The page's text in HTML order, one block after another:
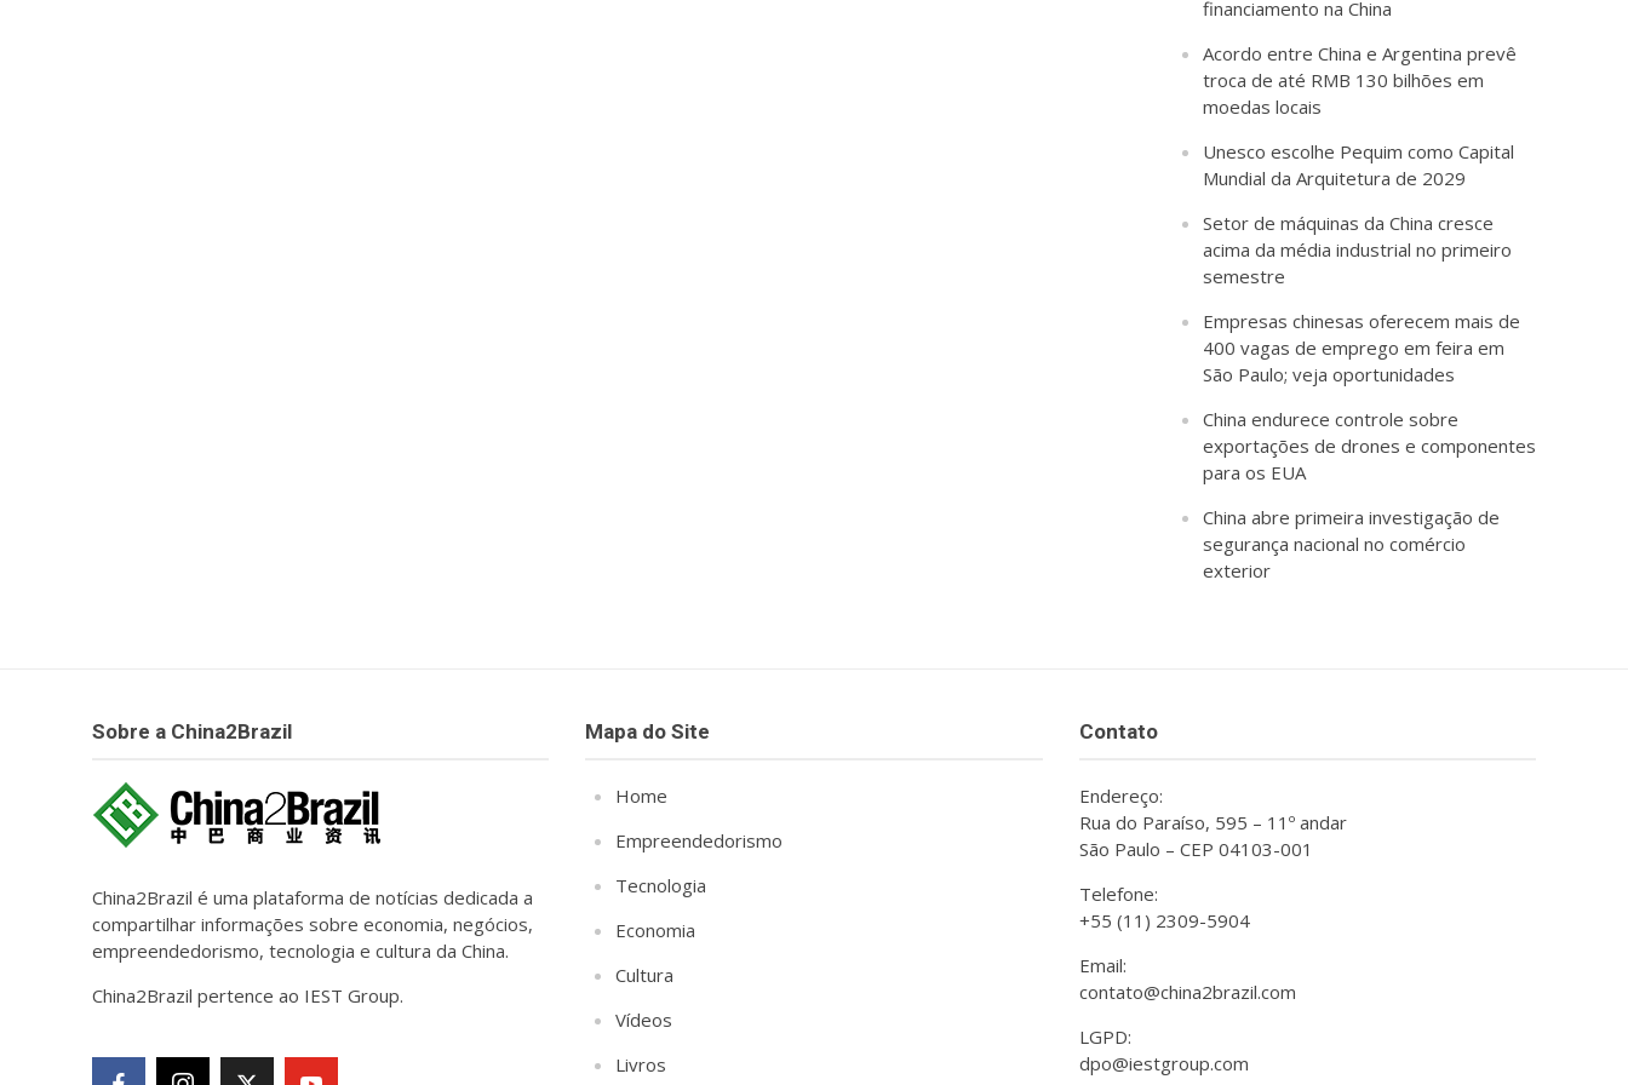
financiamento na China
Acordo entre China e Argentina prevê
troca de até RMB 130 bilhões em
moedas locais
Unesco escolhe Pequim como Capital
Mundial da Arquitetura de 2029
Setor de máquinas da China cresce
acima da média industrial no primeiro
semestre
Empresas chinesas oferecem mais de
400 vagas de emprego em feira em
São Paulo; veja oportunidades
China endurece controle sobre
exportações de drones e componentes
para os EUA
China abre primeira investigação de
segurança nacional no comércio
exterior
Sobre a China2Brazil
China2Brazil é uma plataforma de notícias dedicada a
compartilhar informações sobre economia, negócios,
empreendedorismo, tecnologia e cultura da China.
China2Brazil pertence ao IEST Group.
Mapa do Site
Home
Empreendedorismo
Tecnologia
Economia
Cultura
Vídeos
Livros
Contato
Endereço:
Rua do Paraíso, 595 – 11º andar
São Paulo – CEP 04103-001
Telefone:
+55 (11) 2309-5904
Email:
contato@china2brazil.com
LGPD:
dpo@iestgroup.com